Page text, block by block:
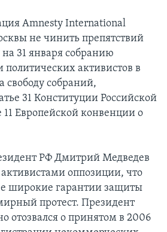
Amnesty International
не чинить препятствий
31 января собранию
активистов в
свободу собраний,
31 Конституции Российской
11 Европейской конвенции о
РФ Дмитрий Медведев
активистами оппозиции, что
широкие гарантии защиты
протест. Президент
отозвался о принятом в 2006